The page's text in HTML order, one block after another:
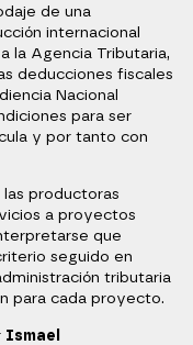
de una
internacional
la Agencia Tributaria,
deducciones fiscales
Nacional
para ser
y por tanto con
productoras
a proyectos
que
seguido en
tributaria
para cada proyecto.
Ismael